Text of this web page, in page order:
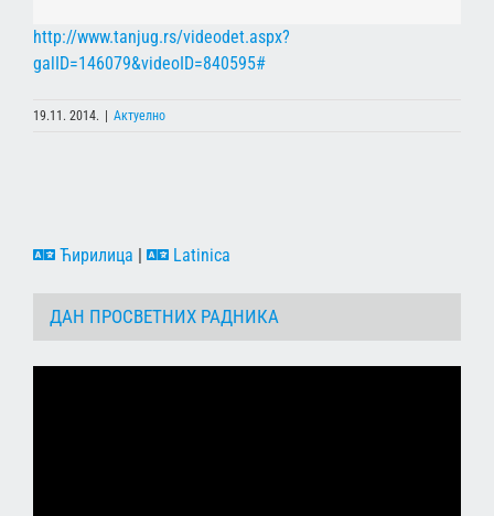
http://www.tanjug.rs/videodet.aspx?
galID=146079&videoID=840595#
19.11. 2014. | Актуелно
Ћирилица | Latinica
ДАН ПРОСВЕТНИХ РАДНИКА